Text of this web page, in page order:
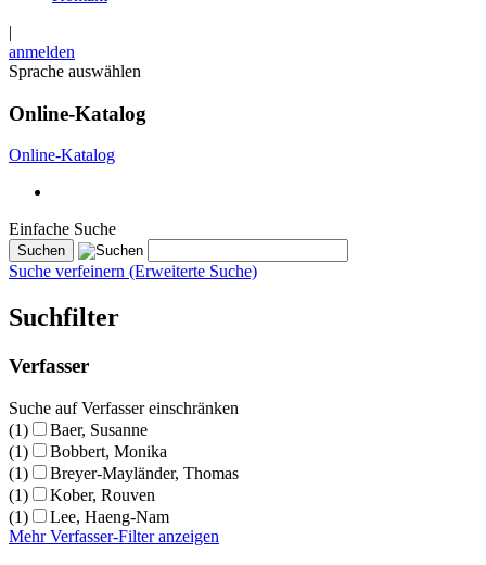
|
anmelden
Sprache auswählen
Online-Katalog
Online-Katalog
Einfache Suche
Suche verfeinern (Erweiterte Suche)
Suchfilter
Verfasser
Suche auf Verfasser einschränken
(1)
Baer, Susanne
(1)
Bobbert, Monika
(1)
Breyer-Mayländer, Thomas
(1)
Kober, Rouven
(1)
Lee, Haeng-Nam
Mehr Verfasser-Filter anzeigen